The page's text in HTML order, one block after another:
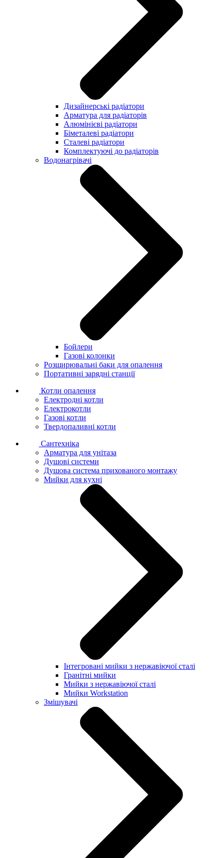
Дизайнерські радіатори
Арматура для радіаторів
Алюмінієві радіатори
Біметалеві радіатори
Сталеві радіатори
Комплектуючі до радіаторів
Водонагрівачі
Бойлери
Газові колонки
Розширювальні баки для опалення
Портативні зарядні станції
Котли опалення
Електродні котли
Електрокотли
Газові котли
Твердопаливні котли
Сантехніка
Арматура для унітаза
Душові системи
Душова система прихованого монтажу
Мийки для кухні
Інтегровані мийки з нержавіючої сталі
Гранітні мийки
Мийки з нержавіючої сталі
Мийки Workstation
Змішувачі